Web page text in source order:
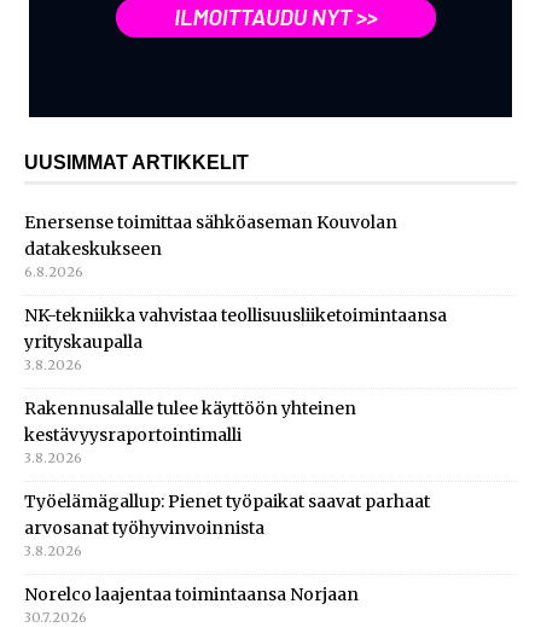
UUSIMMAT ARTIKKELIT
Enersense toimittaa sähköaseman Kouvolan
datakeskukseen
6.8.2026
NK-tekniikka vahvistaa teollisuusliiketoimintaansa
yrityskaupalla
3.8.2026
Rakennusalalle tulee käyttöön yhteinen
kestävyysraportointimalli
3.8.2026
Työelämägallup: Pienet työpaikat saavat parhaat
arvosanat työhyvinvoinnista
3.8.2026
Norelco laajentaa toimintaansa Norjaan
30.7.2026